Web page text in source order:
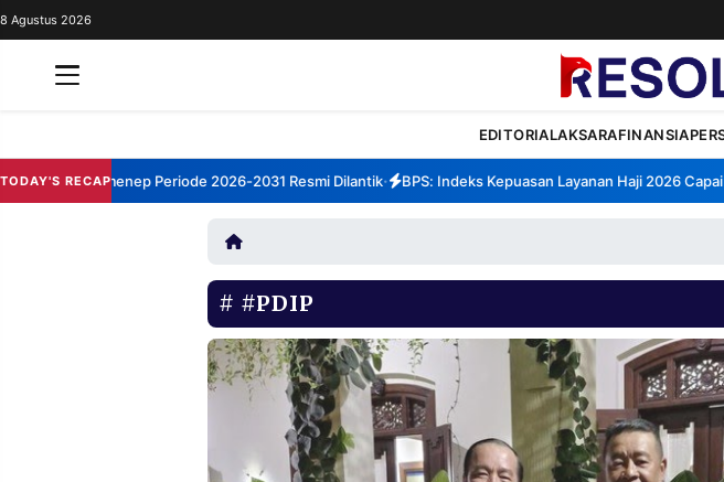
REDAKSI
PERSONA
NASIONAL
8 Agustus 2026
EDITORIALAKSARAFINANSIA
TODAY'S RECAP
TBM Sumenep Periode 2026-2031 Resmi Dilantik• BPS: Indeks Kepuasan Layanan Haji 2026 Capai
#PDIP